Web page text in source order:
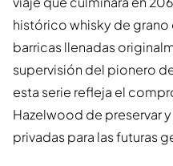
histórico whisky de
barricas llenadas
supervisión del pionero
esta serie refleja el
Hazelwood de preservar
privadas para las futuras